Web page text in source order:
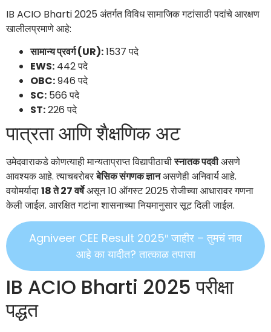
IB ACIO Bharti 2025 अंतर्गत विविध सामाजिक गटांसाठी पदांचे आरक्षण
खालीलप्रमाणे आहे:
सामान्य प्रवर्ग (UR):1537 पदे
EWS: 442 पदे
OBC:946 पदे
SC: 566 पदे
ST:226 पदे
पात्रता आणि शैक्षणिक अट
उमेदवाराकडे कोणत्याही मान्यताप्राप्त विद्यापीठाचीस्नातक पदवीअसणे
आवश्यक आहे. त्याचबरोबरबेसिक संगणक ज्ञानअसणेही अनिवार्य आहे.
वयोमर्यादा18 ते 27 वर्षेअसून 10 ऑगस्ट 2025 रोजीच्या आधारावर गणना
केली जाईल. आरक्षित गटांना शासनाच्या नियमानुसार सूट दिली जाईल.
Agniveer CEE Result 2025″ जाहीर – तुमचं नाव
आहे का यादीत? तात्काळ तपासा
IB ACIO Bharti 2025 परीक्षा
पद्धत